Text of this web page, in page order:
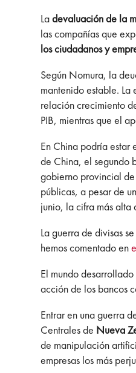
Ladevaluación de la
las compañías que
los ciudadanos y
Según Nomura, la
mantenido estable. La
relación crecimiento
PIB, mientras que el
En China podría
de China, el segundo
gobierno provincial de
públicas, a pesar de
junio, la cifra más alta
La guerra de divisas
hemos comentado en
El mundo
acción de los bancos
Entrar en una guerra
Centrales de Nueva
de manipulación
empresas los más